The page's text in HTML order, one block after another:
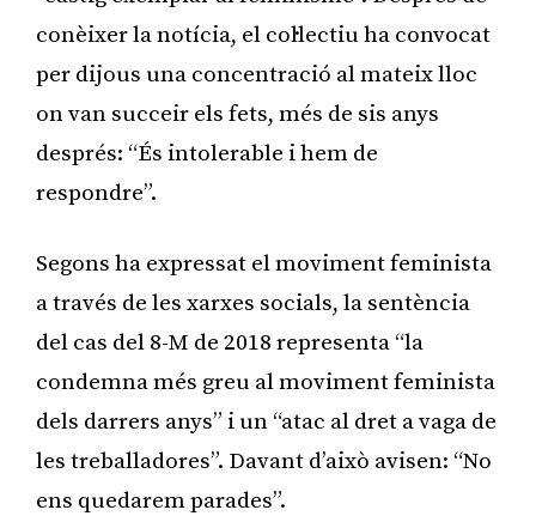
conèixer la notícia, el col·lectiu ha convocat
per dijous una concentració al mateix lloc
on van succeir els fets, més de sis anys
després: “És intolerable i hem de
respondre”.
Segons ha expressat el moviment feminista
a través de les xarxes socials, la sentència
del cas del 8-M de 2018 representa “la
condemna més greu al moviment feminista
dels darrers anys” i un “atac al dret a vaga de
les treballadores”. Davant d’això avisen: “No
ens quedarem parades”.